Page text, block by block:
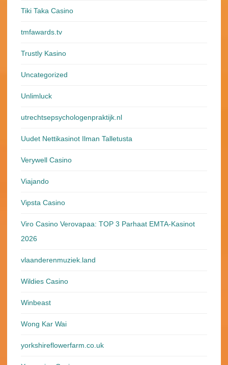
Tiki Taka Casino
tmfawards.tv
Trustly Kasino
Uncategorized
Unlimluck
utrechtsepsychologenpraktijk.nl
Uudet Nettikasinot Ilman Talletusta
Verywell Casino
Viajando
Vipsta Casino
Viro Casino Verovapaa: TOP 3 Parhaat EMTA-Kasinot
2026
vlaanderenmuziek.land
Wildies Casino
Winbeast
Wong Kar Wai
yorkshireflowerfarm.co.uk